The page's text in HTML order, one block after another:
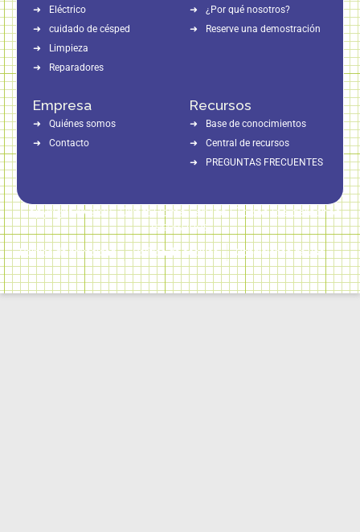
¿Por qué nosotros?
Reserve una demostración
Eléctrico
cuidado de césped
Limpieza
Reparadores
Recursos
Base de conocimientos
Central de recursos
PREGUNTAS FRECUENTES
Empresa
Quiénes somos
Contacto
Copyright © 2026 Direct Home Service | Todos los derechos
reservados
Política de privacidad Política de cookies Condiciones de uso